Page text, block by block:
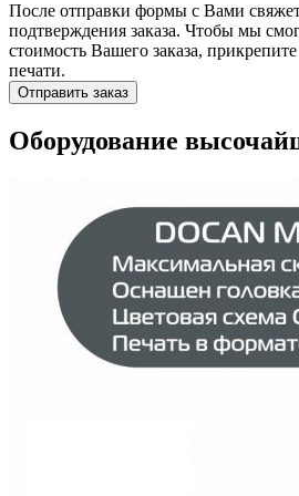
После отправки формы с Вами
подтверждения заказа. Чтобы мы
стоимость Вашего заказа,
печати.
Отправить заказ
Оборудование